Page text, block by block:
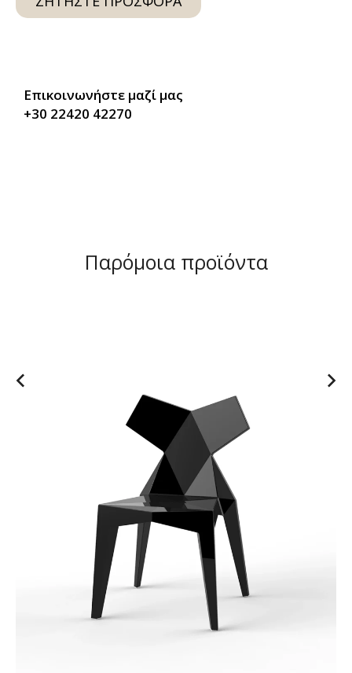
Επικοινωνήστε μαζί μας
+30 22420 42270
Παρόμοια προϊόντα